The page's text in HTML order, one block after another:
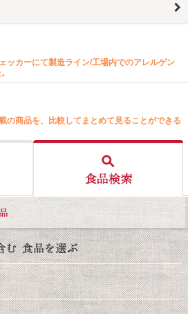
ッカーにて製造ライン/工場内でのアレルゲン
の商品を、比較してまとめて見ることができる